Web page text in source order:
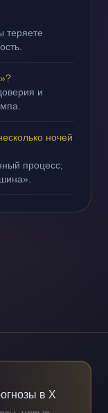
теряете
и
ночей
процесс;
в X